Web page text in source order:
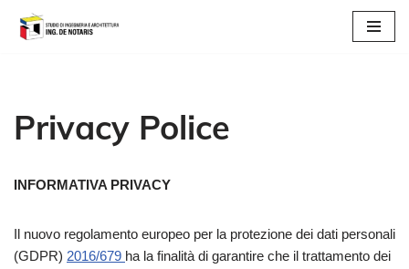
Privacy Police
INFORMATIVA PRIVACY
Il nuovo regolamento europeo per la protezione dei dati personali
(GDPR) 2016/679 ha la finalità di garantire che il trattamento dei